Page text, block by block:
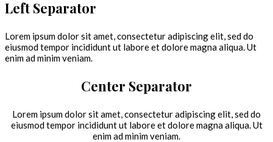
Left Separator
Lorem ipsum dolor sit amet, consectetur adipiscing elit, sed do
eiusmod tempor incididunt ut labore et dolore magna aliqua. Ut
enim ad minim veniam.
Center Separator
Lorem ipsum dolor sit amet, consectetur adipiscing elit, sed do
eiusmod tempor incididunt ut labore et dolore magna aliqua. Ut
enim ad minim veniam.